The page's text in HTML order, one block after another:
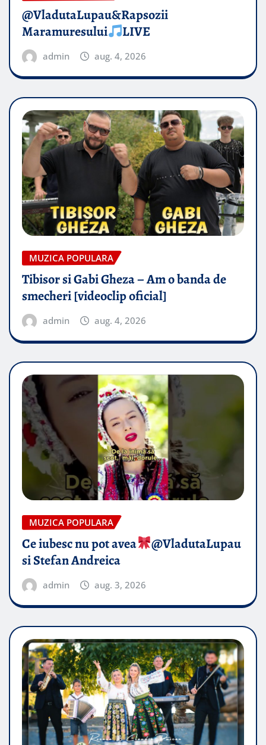
@VladutaLupau&Rapsozii
Maramuresului
LIVE
admin aug. 4, 2026
MUZICA POPULARA
Tibisor si Gabi Gheza – Am o banda de
smecheri [videoclip oficial]
admin aug. 4, 2026
MUZICA POPULARA
Ce iubesc nu pot avea
​@VladutaLupau
si Stefan Andreica
admin aug. 3, 2026